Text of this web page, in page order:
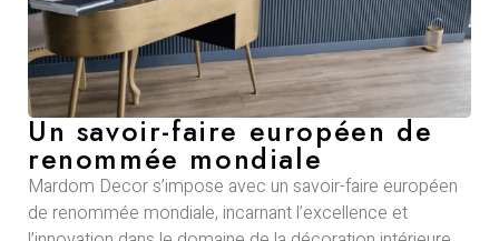
Un savoir-faire européen de
renommée mondiale
Mardom Decor s’impose avec un savoir-faire européen
de renommée mondiale, incarnant l’excellence et